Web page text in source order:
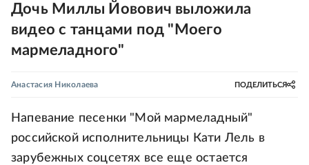
Дочь Миллы Йовович выложила
видео с танцами под "Моего
мармеладного"
Анастасия Николаева ПОДЕЛИТЬСЯ
Напевание песенки "Мой мармеладный"
российской исполнительницы Кати Лель в
зарубежных соцсетях все еще остается